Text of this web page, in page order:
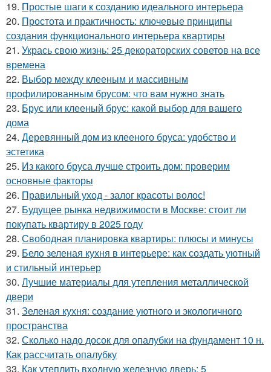
19. Простые шаги к созданию идеального интерьера
20. Простота и практичность: ключевые принципы
создания функционального интерьера квартиры
21. Укрась свою жизнь: 25 декораторских советов на все
времена
22. Выбор между клееным и массивным
профилированным брусом: что вам нужно знать
23. Брус или клееный брус: какой выбор для вашего
дома
24. Деревянный дом из клееного бруса: удобство и
эстетика
25. Из какого бруса лучше строить дом: проверим
основные факторы
26. Правильный уход - залог красоты волос!
27. Будущее рынка недвижимости в Москве: стоит ли
покупать квартиру в 2025 году
28. Свободная планировка квартиры: плюсы и минусы
29. Бело зеленая кухня в интерьере: как создать уютный
и стильный интерьер
30. Лучшие материалы для утепления металлической
двери
31. Зеленая кухня: создание уютного и экологичного
пространства
32. Сколько надо досок для опалубки на фундамент 10 н.
Как рассчитать опалубку
33. Как утеплить входную железную дверь: 5